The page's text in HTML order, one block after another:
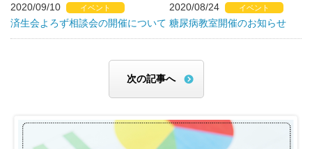
2020/09/10 イベント
済生会よろず相談会の開催について
2020/08/24 イベント
糖尿病教室開催のお知らせ
次の記事へ